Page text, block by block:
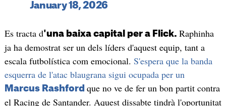
January 18, 2026
Es tracta d'una baixa capital per a Flick. Raphinha
ja ha demostrat ser un dels líders d'aquest equip, tant a
escala futbolística com emocional. S'espera que la banda
esquerra de l'atac blaugrana sigui ocupada per un
Marcus Rashford que no ve de fer un bon partit contra
el Racing de Santander. Aquest dissabte tindrà l'oportunitat